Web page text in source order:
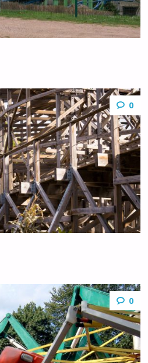
0
0